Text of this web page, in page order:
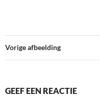
Vorige afbeelding
GEEF EEN REACTIE